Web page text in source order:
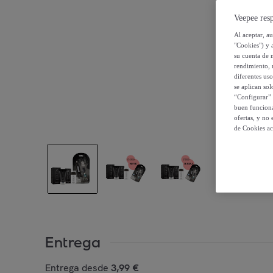
Entrega
Entrega desde 3,99 €
Veepee
Al aceptar,
"Cookies") y
su cuenta de
rendimiento,
diferentes
se aplican
“Configurar”
buen
ofertas, y no
de Cookies